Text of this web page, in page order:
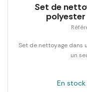
Set de
Set de nettoyage dans
un
En